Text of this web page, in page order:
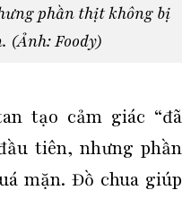
phần thịt không bị
(Ảnh: Foody)
tạo cảm giác “đã
tiên, nhưng phần
mặn. Đồ chua giúp